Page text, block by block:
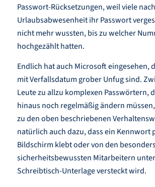
Passwort-Rücksetzungen, weil viele
Urlaubsabwesenheit ihr Passwort
nicht mehr wussten, bis zu welcher
hochgezählt hatten.
Endlich hat auch Microsoft eingesehen,
mit Verfallsdatum grober Unfug sind.
Leute zu allzu komplexen Passwörtern,
hinaus noch regelmäßig ändern
zu den oben beschriebenen
natürlich auch dazu, dass ein Kennwort
Bildschirm klebt oder von den
sicherheitsbewussten Mitarbeitern
Schreibtisch-Unterlage versteckt wird.